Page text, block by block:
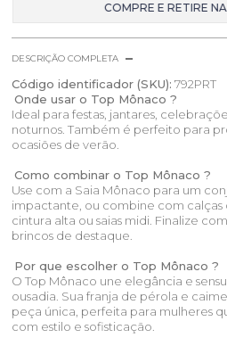
COMPRE E RETIRE
DESCRIÇÃO COMPLETA
Código identificador (SKU): 792PRT
Onde usar o Top Mônaco ?
Ideal para festas, jantares,
noturnos. Também é perfeito para
ocasiões de verão.
Como combinar o Top Mônaco ?
Use com a Saia Mônaco para um
impactante, ou combine com calças
cintura alta ou saias midi. Finalize
brincos de destaque.
Por que escolher o Top Mônaco ?
O Top Mônaco une elegância e
ousadia. Sua franja de pérola e
peça única, perfeita para mulheres
com estilo e sofisticação.